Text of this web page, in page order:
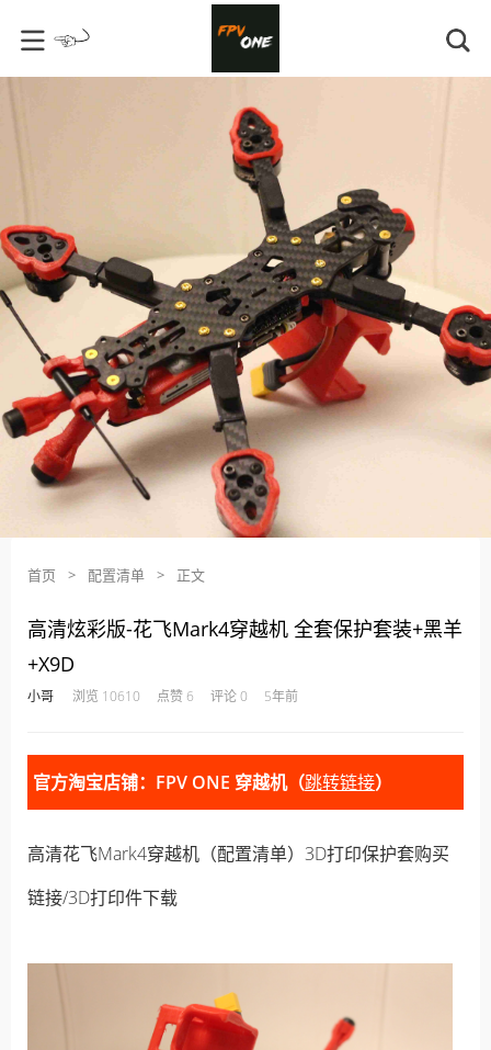
首页 > 配置清单 > 正文
高清炫彩版-花飞Mark4穿越机 全套保护套装+黑羊
+X9D
小哥 浏览 10610 点赞 6 评论 0 5年前
官方淘宝店铺：FPV ONE 穿越机（跳转链接）
高清花飞Mark4穿越机（配置清单）3D打印保护套购买
链接/3D打印件下载